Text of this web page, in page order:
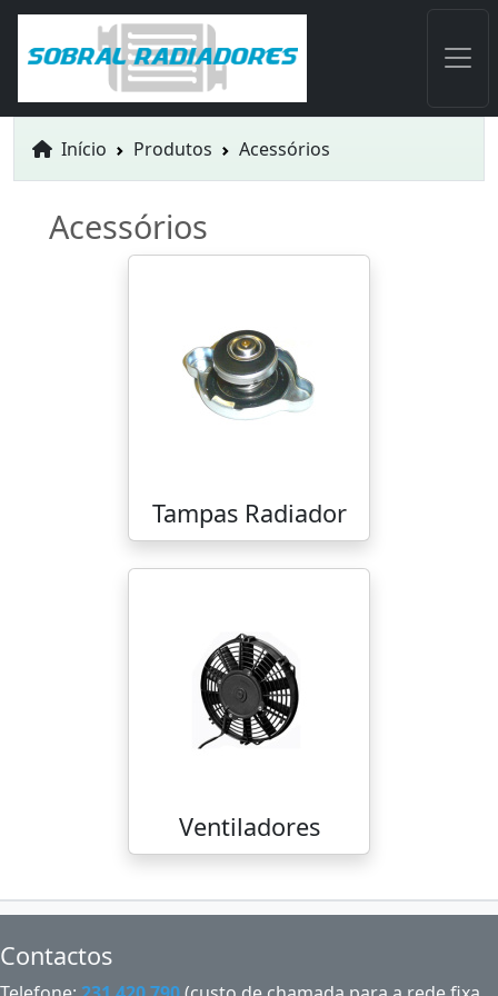
Início Produtos Acessórios
Acessórios
Tampas Radiador
Ventiladores
Contactos